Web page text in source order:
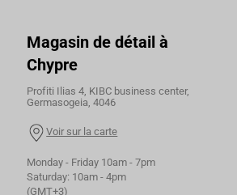
Magasin de détail à
Chypre
Profiti Ilias 4, KIBC business center,
Germasogeia, 4046
Voir sur la carte
Monday - Friday 10am - 7pm
Saturday: 10am - 4pm
(GMT+3)